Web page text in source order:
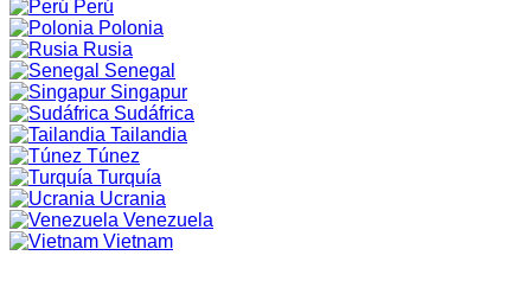
Perú
Polonia
Rusia
Senegal
Singapur
Sudáfrica
Tailandia
Túnez
Turquía
Ucrania
Venezuela
Vietnam